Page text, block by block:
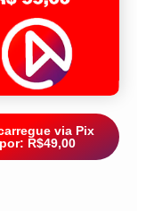
via Pix
por: R$49,00